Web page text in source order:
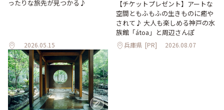
ったりな旅先が見つかる♪
2026.05.15
【チケットプレゼント】アートな
空間ともふもふの生きものに癒や
されて♪ 大人も楽しめる神戸の水
族館「átoa」と周辺さんぽ
兵庫県 [PR] 2026.08.07